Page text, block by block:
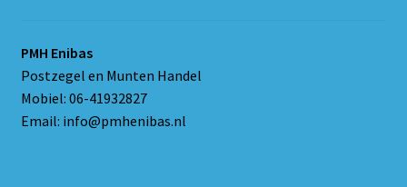
PMH Enibas
Postzegel en Munten Handel
Mobiel: 06-41932827
Email: info@pmhenibas.nl